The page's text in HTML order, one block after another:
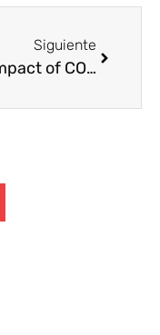
Siguiente
The Impact of COVID-19 on Volunteering (USA)